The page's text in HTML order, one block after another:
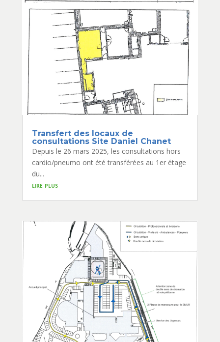
Transfert des locaux de
consultations Site Daniel Chanet
Depuis le 26 mars 2025, les consultations hors
cardio/pneumo ont été transférées au 1er étage
du...
lire plus